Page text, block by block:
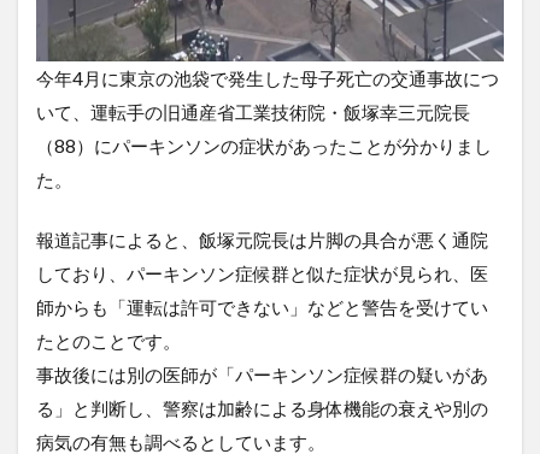
今年4月に東京の池袋で発生した母子死亡の交通事故につ
いて、運転手の旧通産省工業技術院・飯塚幸三元院長
（88）にパーキンソンの症状があったことが分かりまし
た。
報道記事によると、飯塚元院長は片脚の具合が悪く通院
しており、パーキンソン症候群と似た症状が見られ、医
師からも「運転は許可できない」などと警告を受けてい
たとのことです。
事故後には別の医師が「パーキンソン症候群の疑いがあ
る」と判断し、警察は加齢による身体機能の衰えや別の
病気の有無も調べるとしています。